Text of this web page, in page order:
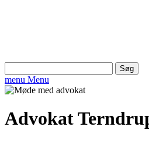
efter:
menu Menu
Advokat